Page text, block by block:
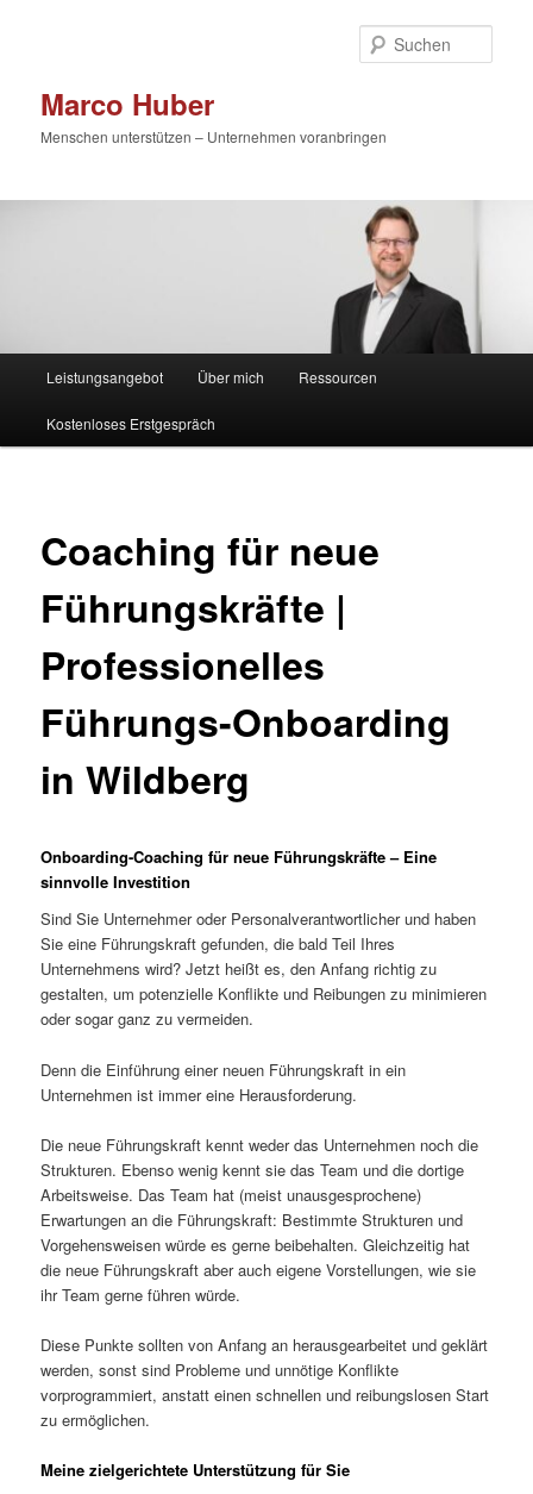
Marco Huber
Menschen unterstützen – Unternehmen voranbringen
Leistungsangebot Über mich Ressourcen
Kostenloses Erstgespräch
Coaching für neue
Führungskräfte |
Professionelles
Führungs-Onboarding
in Wildberg
Onboarding-Coaching für neue Führungskräfte – Eine
sinnvolle Investition
Sind Sie Unternehmer oder Personalverantwortlicher und haben
Sie eine Führungskraft gefunden, die bald Teil Ihres
Unternehmens wird? Jetzt heißt es, den Anfang richtig zu
gestalten, um potenzielle Konflikte und Reibungen zu minimieren
oder sogar ganz zu vermeiden.
Denn die Einführung einer neuen Führungskraft in ein
Unternehmen ist immer eine Herausforderung.
Die neue Führungskraft kennt weder das Unternehmen noch die
Strukturen. Ebenso wenig kennt sie das Team und die dortige
Arbeitsweise. Das Team hat (meist unausgesprochene)
Erwartungen an die Führungskraft: Bestimmte Strukturen und
Vorgehensweisen würde es gerne beibehalten. Gleichzeitig hat
die neue Führungskraft aber auch eigene Vorstellungen, wie sie
ihr Team gerne führen würde.
Diese Punkte sollten von Anfang an herausgearbeitet und geklärt
werden, sonst sind Probleme und unnötige Konflikte
vorprogrammiert, anstatt einen schnellen und reibungslosen Start
zu ermöglichen.
Meine zielgerichtete Unterstützung für Sie